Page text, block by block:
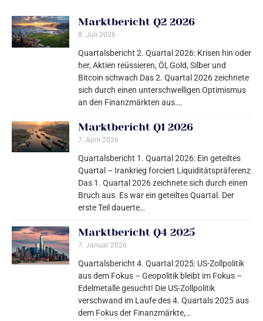
Marktbericht Q2 2026
8. Juli 2026
Quartalsbericht 2. Quartal 2026: Krisen hin oder
her, Aktien reüssieren, Öl, Gold, Silber und
Bitcoin schwach Das 2. Quartal 2026 zeichnete
sich durch einen unterschwelligen Optimismus
an den Finanzmärkten aus….
Marktbericht Q1 2026
7. April 2026
Quartalsbericht 1. Quartal 2026: Ein geteiltes
Quartal – Irankrieg forciert Liquiditätspräferenz
Das 1. Quartal 2026 zeichnete sich durch einen
Bruch aus. Es war ein geteiltes Quartal. Der
erste Teil dauerte…
Marktbericht Q4 2025
7. Januar 2026
Quartalsbericht 4. Quartal 2025: US-Zollpolitik
aus dem Fokus – Geopolitik bleibt im Fokus –
Edelmetalle gesucht! Die US-Zollpolitik
verschwand im Laufe des 4. Quartals 2025 aus
dem Fokus der Finanzmärkte,…